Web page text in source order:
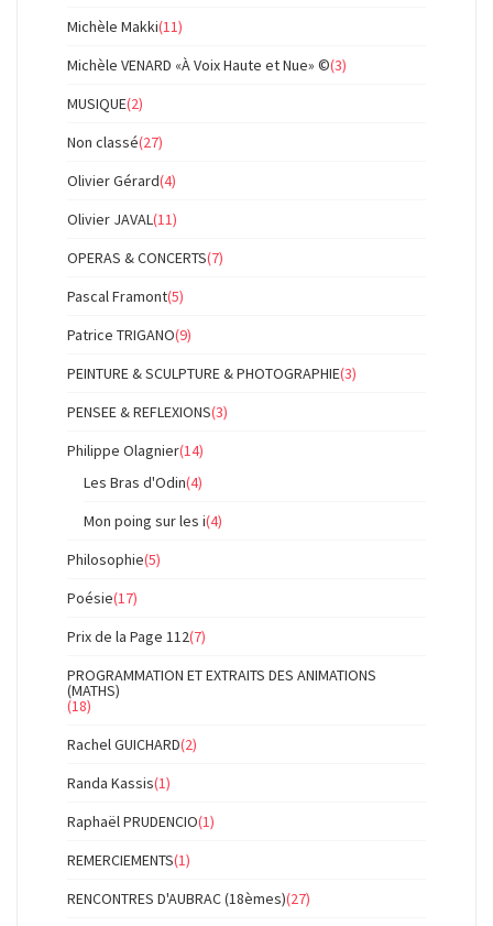
Michèle Makki(11)
Michèle VENARD «À Voix Haute et Nue» ©(3)
MUSIQUE(2)
Non classé(27)
Olivier Gérard(4)
Olivier JAVAL(11)
OPERAS & CONCERTS(7)
Pascal Framont(5)
Patrice TRIGANO(9)
PEINTURE & SCULPTURE & PHOTOGRAPHIE(3)
PENSEE & REFLEXIONS(3)
Philippe Olagnier(14)
Les Bras d'Odin(4)
Mon poing sur les i(4)
Philosophie(5)
Poésie(17)
Prix de la Page 112(7)
PROGRAMMATION ET EXTRAITS DES ANIMATIONS
(MATHS)
(18)
Rachel GUICHARD(2)
Randa Kassis(1)
Raphaël PRUDENCIO(1)
REMERCIEMENTS(1)
RENCONTRES D'AUBRAC (18èmes)(27)